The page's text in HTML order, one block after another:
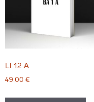
LI 12 A
49,00 €